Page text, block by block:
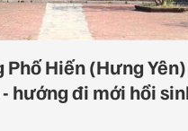
Phố Hiến (Hưng
hướng đi mới hồi